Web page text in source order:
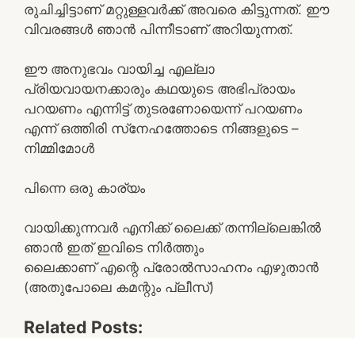
രുചിച്ചിട്ടാണ് മറ്റുള്ളവര്‍ക്ക് അവരെ കിട്ടുന്നത്. ഈ
വിവരങ്ങള്‍ ഞാന്‍ പിന്നീടാണ് അറിയുന്നത്.
ഈ അനുഭവം വായിച്ച എല്ലാ
പ്രിയവായനക്കാരും കഥയുടെ അഭിപ്രായം
പറയണം എന്നിട്ട് തുടരണോയെന്ന് പറയണം
എന്ന് ഒത്തിരി സ്‌നേഹത്തോടെ നിങ്ങളുടെ –
നിമ്മിമോള്‍
പിന്നെ ഒരു കാര്യം
വായിക്കുന്നവര്‍ എനിക്ക് ലൈക്ക് തന്നില്ലെങ്കില്‍
ഞാന്‍ ഇത് ഇവിടെ നിര്‍ത്തും
ലൈക്കാണ് എന്റെ പ്രോല്‍സാഹനം എഴുതാന്‍
(അതുപോലെ കമന്റും പ്ലീസ്)
Related Posts: